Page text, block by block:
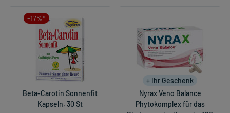
-17%*
Beta-Carotin Sonnenfit
Kapseln, 30 St
+ Ihr Geschenk
Nyrax Veno Balance
Phytokomplex für das